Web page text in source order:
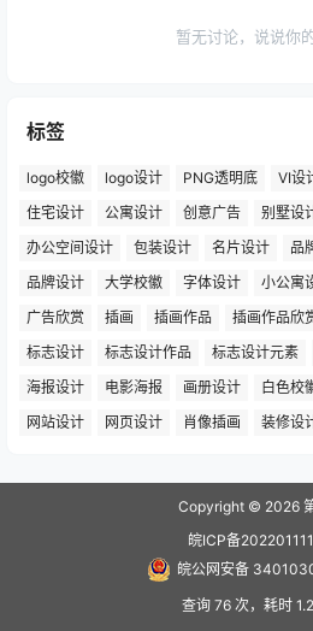
暂无讨论，说说你
标签
logo校徽 logo设计 PNG透明底 VI设
住宅设计
公寓设计 创意广告 别墅设
办公空间设计
包装设计 名片设计 品
品牌设计
大学校徽 字体设计 小公寓
广告欣赏
插画 插画作品 插画作品欣
标志设计
标志设计作品 标志设计元素
海报设计
电影海报 画册设计 白色校
网站设计
网页设计 肖像插画 装修设
Copyright © 2026
皖ICP备
皖公网安备
查询 76 次，耗时